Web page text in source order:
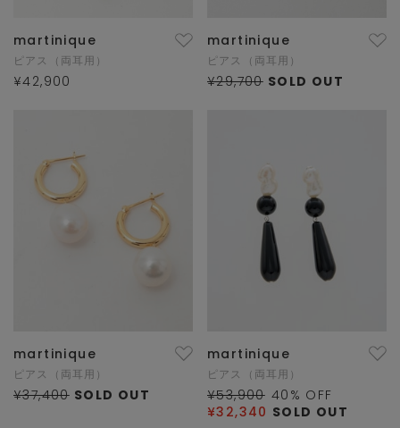
martinique
ピアス（両耳用）
¥42,900
martinique
ピアス（両耳用）
¥29,700 SOLD OUT
martinique
ピアス（両耳用）
¥37,400 SOLD OUT
martinique
ピアス（両耳用）
¥53,900 40 % OFF
¥32,340 SOLD OUT